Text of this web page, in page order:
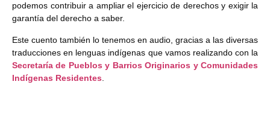
podemos contribuir a ampliar el ejercicio de derechos y exigir la
garantía del derecho a saber.
Este cuento también lo tenemos en audio, gracias a las diversas
traducciones en lenguas indígenas que vamos realizando con la
Secretaría de Pueblos y Barrios Originarios y Comunidades
Indígenas Residentes